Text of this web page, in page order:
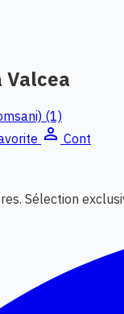
Valcea
(1)
person_outline Cont
Sélection